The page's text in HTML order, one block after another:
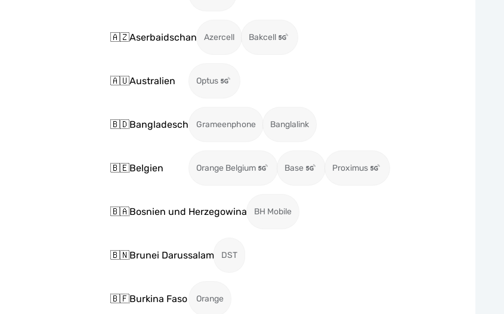
🇦🇿Aserbaidschan Azercell Bakcell
🇦🇺Australien Optus
🇧🇩Bangladesch Grameenphone Banglalink
🇧🇪Belgien Orange Belgium Base Proximus
🇧🇦Bosnien und Herzegowina BH Mobile
🇧🇳Brunei Darussalam DST
🇧🇫Burkina Faso Orange